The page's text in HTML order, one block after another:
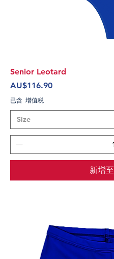
Senior Leotard
價格
AU$116.90
已含 增值税
新增